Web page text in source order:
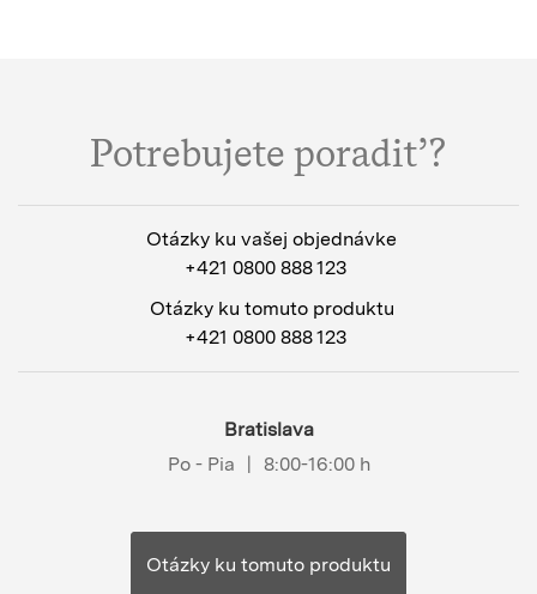
Potrebujete poradiť?
Otázky ku vašej objednávke
+421 0800 888 123
Otázky ku tomuto produktu
+421 0800 888 123
Bratislava
Po - Pia
| 8:00-16:00 h
Otázky ku tomuto produktu